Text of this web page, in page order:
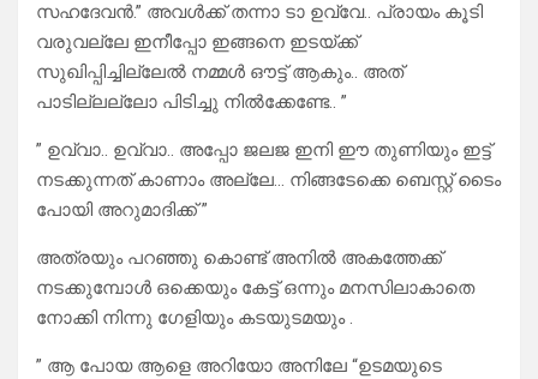
സഹദേവൻ.” അവൾക്ക് തന്നാ ടാ ഉവ്വേ.. പ്രായം കൂടി
വരുവല്ലേ ഇനീപ്പോ ഇങ്ങനെ ഇടയ്ക്ക്
സുഖിപ്പിച്ചില്ലേൽ നമ്മൾ ഔട്ട്‌ ആകും.. അത്
പാടില്ലല്ലോ പിടിച്ചു നിൽക്കേണ്ടേ.. ”
” ഉവ്വാ.. ഉവ്വാ.. അപ്പോ ജലജ ഇനി ഈ തുണിയും ഇട്ട്
നടക്കുന്നത് കാണാം അല്ലേ… നിങ്ങടേക്കെ ബെസ്റ്റ് ടൈം
പോയി അറുമാദിക്ക് ”
അത്രയും പറഞ്ഞു കൊണ്ട് അനിൽ അകത്തേക്ക്
നടക്കുമ്പോൾ ഒക്കെയും കേട്ട് ഒന്നും മനസിലാകാതെ
നോക്കി നിന്നു ഗേളിയും കടയുടമയും .
” ആ പോയ ആളെ അറിയോ അനിലേ “ഉടമയുടെ